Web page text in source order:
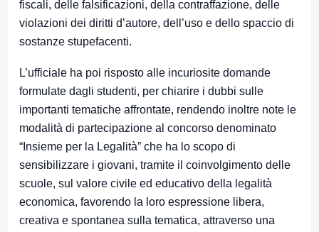
fiscali, delle falsificazioni, della contraffazione, delle
violazioni dei diritti d’autore, dell’uso e dello spaccio di
sostanze stupefacenti.
L’ufficiale ha poi risposto alle incuriosite domande
formulate dagli studenti, per chiarire i dubbi sulle
importanti tematiche affrontate, rendendo inoltre note le
modalità di partecipazione al concorso denominato
“Insieme per la Legalità” che ha lo scopo di
sensibilizzare i giovani, tramite il coinvolgimento delle
scuole, sul valore civile ed educativo della legalità
economica, favorendo la loro espressione libera,
creativa e spontanea sulla tematica, attraverso una